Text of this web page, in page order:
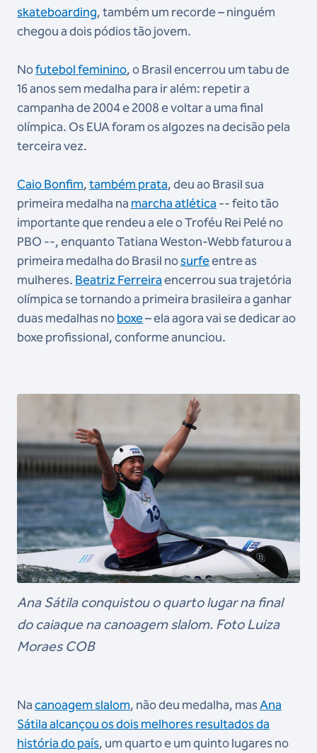
skateboarding, também um recorde – ninguém
chegou a dois pódios tão jovem.
Nofutebol feminino, o Brasil encerrou um tabu de
16 anos sem medalha para ir além: repetir a
campanha de 2004 e 2008 e voltar a uma final
olímpica. Os EUA foram os algozes na decisão pela
terceira vez.
Caio Bonfim,também prata, deu ao Brasil sua
primeira medalha na marcha atlética -- feito tão
importante que rendeu a ele o Troféu Rei Pelé no
PBO --, enquanto Tatiana Weston-Webb faturou a
primeira medalha do Brasil nosurfeentre as
mulheres. Beatriz Ferreiraencerrou sua trajetória
olímpica se tornando a primeira brasileira a ganhar
duas medalhas noboxe– ela agora vai se dedicar ao
boxe profissional, conforme anunciou.
Ana Sátila conquistou o quarto lugar na final
do caiaque na canoagem slalom. Foto Luiza
Moraes COB
Nacanoagem slalom, não deu medalha, masAna
Sátila alcançou os dois melhores resultados da
história do país, um quarto e um quinto lugares no